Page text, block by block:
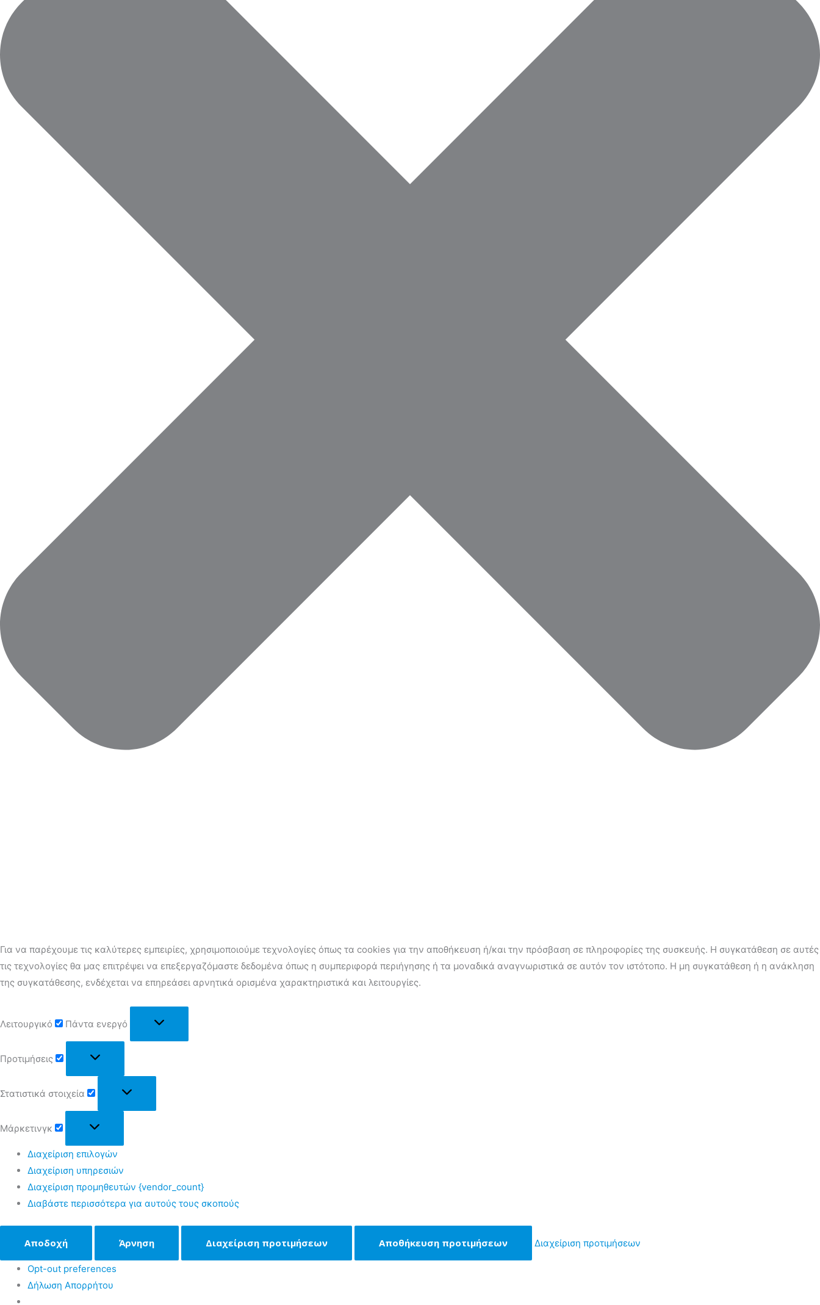
Για να παρέχουμε τις καλύτερες εμπειρίες, χρησιμοποιούμε τεχνολογίες όπως τα cookies για την αποθήκευση ή/και την πρόσβαση σε πληροφορίες της συσκευής. Η συγκατάθεση σε αυτές
τις τεχνολογίες θα μας επιτρέψει να επεξεργαζόμαστε δεδομένα όπως η συμπεριφορά περιήγησης ή τα μοναδικά αναγνωριστικά σε αυτόν τον ιστότοπο. Η μη συγκατάθεση ή η ανάκληση
της συγκατάθεσης, ενδέχεται να επηρεάσει αρνητικά ορισμένα χαρακτηριστικά και λειτουργίες.
Λειτουργικό Πάντα ενεργό
Προτιμήσεις
Στατιστικά στοιχεία
Μάρκετινγκ
Διαχείριση επιλογών
Διαχείριση υπηρεσιών
Διαχείριση προμηθευτών {vendor_count}
Διαβάστε περισσότερα για αυτούς τους σκοπούς
Αποδοχή Άρνηση Διαχείριση προτιμήσεων Αποθήκευση προτιμήσεων Διαχείριση προτιμήσεων
Opt-out preferences
Δήλωση Απορρήτου